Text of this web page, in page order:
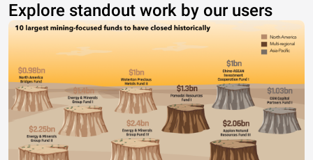
Explore standout work by our users